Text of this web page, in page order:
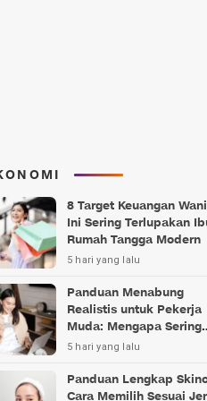
8 Target Keuangan
Ini Sering Terlupakan
Rumah Tangga Modern
5 hari yang lalu
Panduan Menabung
Realistis untuk Pekerja
Muda: Mengapa Sering
Gagal?
5 hari yang lalu
Panduan Lengkap
Cara Memilih Sesuai